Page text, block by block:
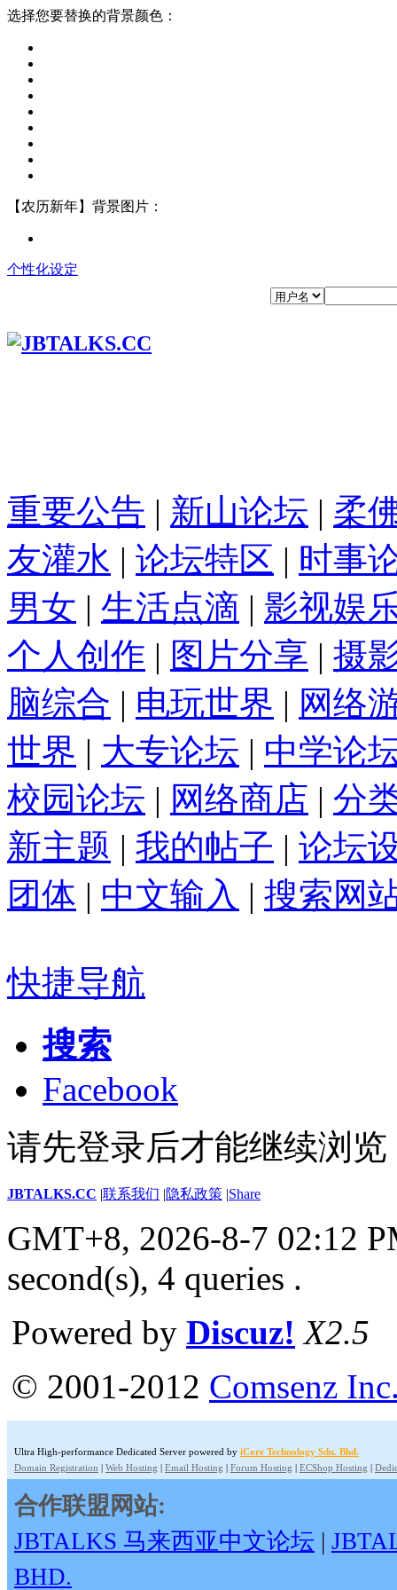
选择您要替换的背景颜色：
【农历新年】背景图片：
个性化设定
重要公告 | 新山论坛 | 柔
友灌水 | 论坛特区 | 时事
男女 | 生活点滴 | 影视娱
个人创作 | 图片分享 | 摄
脑综合 | 电玩世界 | 网络
世界 | 大专论坛 | 中学论
校园论坛 | 网络商店 | 分
新主题 | 我的帖子 | 论坛
团体 | 中文输入 | 搜索网
快捷导航
搜索
Facebook
请先登录后才能继续浏览
JBTALKS.CC |联系我们 |隐私政策 |Share
GMT+8, 2026-8-7 02:12
second(s), 4 queries .
Powered by Discuz! X2.5
© 2001-2012 Comsenz
Ultra High-performance Dedicated Server powered by iCore Technology Sdn. Bhd.
Domain Registration | Web Hosting | Email Hosting | Forum Hosting | ECShop Hosting |
合作联盟网站:
JBTALKS 马来西亚中文论坛 |
BHD.